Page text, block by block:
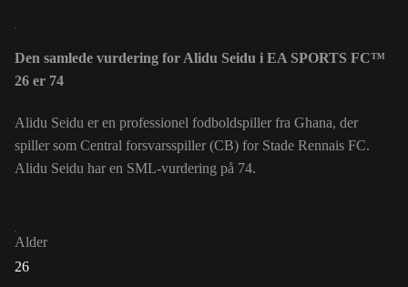
Den samlede vurdering for Alidu Seidu i EA SPORTS FC™
26 er 74
Alidu Seidu er en professionel fodboldspiller fra Ghana, der
spiller som Central forsvarsspiller (CB) for Stade Rennais FC.
Alidu Seidu har en SML-vurdering på 74.
Alder
26